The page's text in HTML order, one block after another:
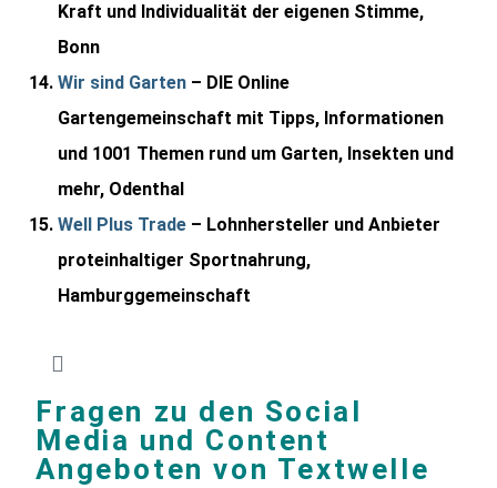
Kraft und Individualität der eigenen Stimme,
Bonn
Wir sind Garten – DIE Online
Gartengemeinschaft mit Tipps, Informationen
und 1001 Themen rund um Garten, Insekten und
mehr, Odenthal
Well Plus Trade – Lohnhersteller und Anbieter
proteinhaltiger Sportnahrung,
Hamburggemeinschaft
Fragen zu den Social
Media und Content
Angeboten von Textwelle